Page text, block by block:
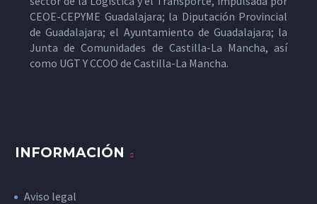
CEOE-CEPYME Guadalajara; la Diputación Provincial
de Guadalajara; el Ayuntamiento de Guadalajara; la
Junta de Comunidades de Castilla-La Mancha, así
como UGT Y CCOO de Castilla-La Mancha.
INFORMACIÓN
Aviso legal